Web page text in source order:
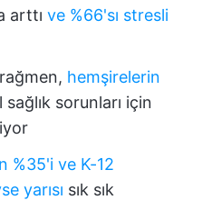
arttı ve %66'sı stresli
hemşirelerin
sağlık sorunları için
%35'i ve K-12
yarısı sık sık